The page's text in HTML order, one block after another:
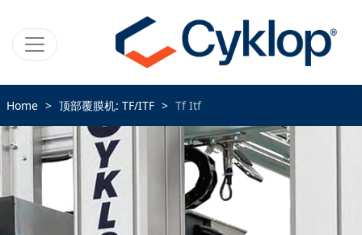
Home 顶部覆膜机: TF/ITF Tf Itf